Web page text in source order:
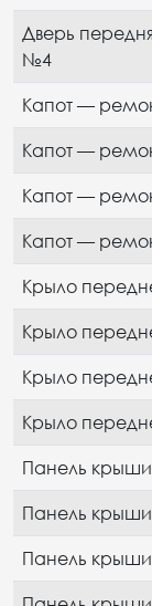
Дверь
№4
Капот —
Капот —
Капот —
Капот —
Крыло
Крыло
Крыло
Крыло
Панель
Панель
Панель